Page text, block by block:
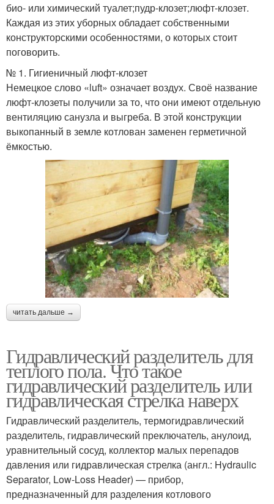
био- или химический туалет;пудр-клозет;люфт-клозет.
Каждая из этих уборных обладает собственными
конструкторскими особенностями, о которых стоит
поговорить.
№ 1. Гигиеничный люфт-клозет
Немецкое слово «luft» означает воздух. Своё название
люфт-клозеты получили за то, что они имеют отдельную
вентиляцию санузла и выгреба. В этой конструкции
выкопанный в земле котлован заменен герметичной
ёмкостью.
читать дальше →
Гидравлический разделитель для
теплого пола. Что такое
гидравлический разделитель или
гидравлическая стрелка наверх
Гидравлический разделитель, термогидравлический
разделитель, гидравлический преключатель, анулоид,
уравнительный сосуд, коллектор малых перепадов
давления или гидравлическая стрелка (англ.: Hydraulic
Separator, Low-Loss Header) — прибор,
предназначенный для разделения котлового